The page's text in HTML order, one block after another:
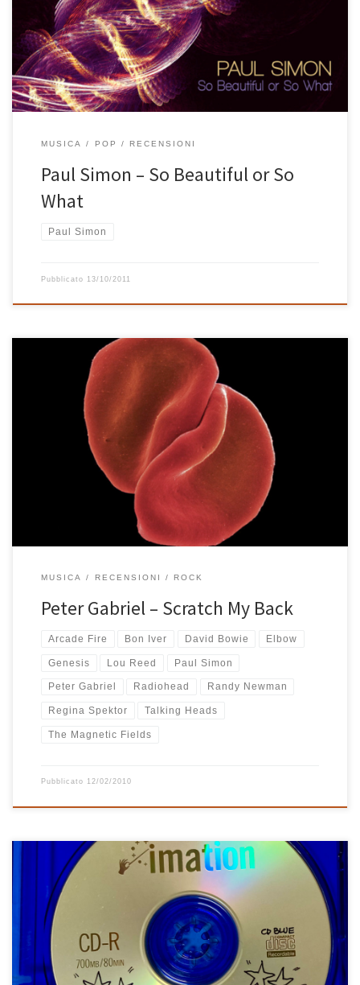
suoi migliori lavori di sempre. Credo sia vero, nel senso che a me è
piaciuto tantissimo. L’inizio è strepitoso, i primi 4 brani meritano da
soli l’acquisto dell’intero album […]
MUSICA POP RECENSIONI
Paul Simon – So Beautiful or So
What
Paul Simon
Pubblicato 13/10/2011
Un nuovo album per il grande Peter Gabriel. Sono 12 cover prese
dal repertorio di artisti come David Bowie, Paul Simon, Talking
Heads, Lou Reed, Arcade Fire, Regina Spektor, Radiohead,
Elbow, Bon Iver, The Magnetic Fields, Randy Newman. Sono per lo
più acustiche, arricchite da strumenti orchestrali e voce. Sono […]
MUSICA RECENSIONI ROCK
Peter Gabriel – Scratch My Back
Arcade Fire Bon Iver David Bowie Elbow
Genesis Lou Reed Paul Simon
Peter Gabriel Radiohead Randy Newman
Regina Spektor Talking Heads
The Magnetic Fields
Pubblicato 12/02/2010
Il cd Blu della playlist di Natale 2002 può essere considerato il lato
B del perfetto cd Yellow. Le due playlist presero questo nome in
aggiunta al titolo originale perchè furono presentate in due
custodie trasparenti, una di colore blu e l’altra gialla. I cd furono
decorati a mano dall’Annalisa […]